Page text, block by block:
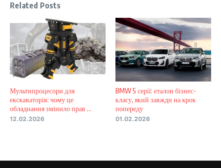
Related Posts
Мультипроцесори для
екскаваторів: чому це
обладнання змінило прав ...
12.02.2026
BMW 5 серії: еталон бізнес-
класу, який завжди на крок
попереду
01.02.2026